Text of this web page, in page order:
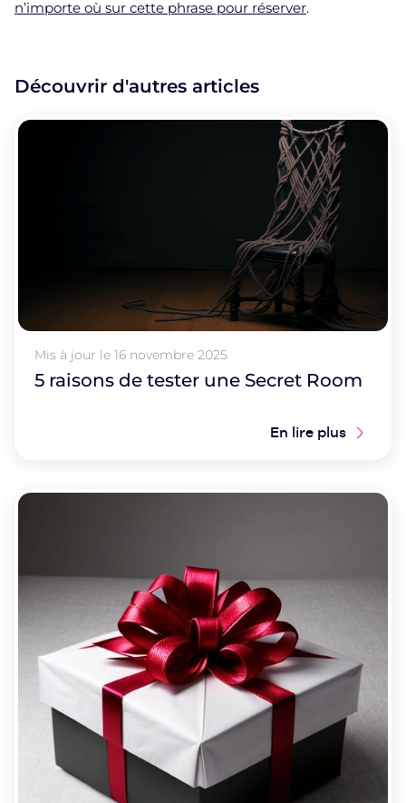
n’importe où sur cette phrase pour réserver.
Découvrir d'autres articles
Mis à jour le16 novembre 2025
5 raisons de tester une Secret Room
En lire plus